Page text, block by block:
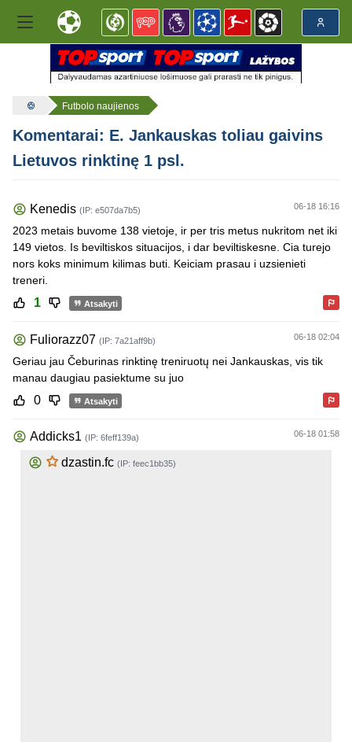
Futbolo naujienos
Komentarai: E. Jankauskas toliau gaivins
Lietuvos rinktinę 1 psl.
Kenedis (IP: e507da7b5) 06-18 16:16
2023 metais buvome 138 vietoje, ir per tris metus nukritom net iki
149 vietos. Is beviltiskos situacijos, i dar beviltiskesne. Cia turejo
nors koks minimum kilimas buti. Keiciam prasau i uzsienieti
treneri.
1 Atsakyti
Fuliorazz07 (IP: 7a21aff9b) 06-18 02:04
Geriau jau Čeburinas rinktinę treniruotų nei Jankauskas, vis tik
manau daugiau pasiektume su juo
0 Atsakyti
Addicks1 (IP: 6feff139a) 06-18 01:58
dzastin.fc (IP: feec1bb35)